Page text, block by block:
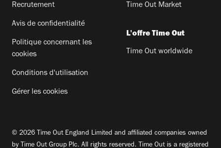
Recrutement
Avis de confidentialité
Politique concernant les
cookies
Conditions d'utilisation
Gérer les cookies
Time Out Market
L'offre Time Out
Time Out worldwide
© 2026 Time Out England Limited and affiliated companies owned
by Time Out Group Plc. All rights reserved. Time Out is a registered